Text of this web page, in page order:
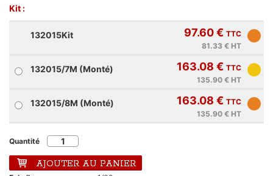
Kit :
132015Kit 97.60 € TTC
81.33 € HT
132015/7M (Monté) 163.08 € TTC
135.90 € HT
132015/8M (Monté) 163.08 € TTC
135.90 € HT
Quantité
AJOUTER AU PANIER